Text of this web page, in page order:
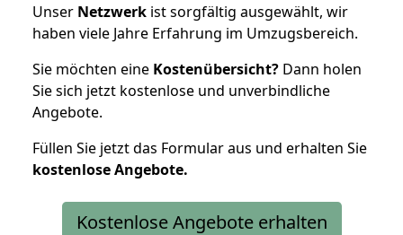
Unser Netzwerk ist sorgfältig ausgewählt, wir
haben viele Jahre Erfahrung im Umzugsbereich.
Sie möchten eine Kostenübersicht? Dann holen
Sie sich jetzt kostenlose und unverbindliche
Angebote.
Füllen Sie jetzt das Formular aus und erhalten Sie
kostenloseAngebote.
Kostenlose Angebote erhalten